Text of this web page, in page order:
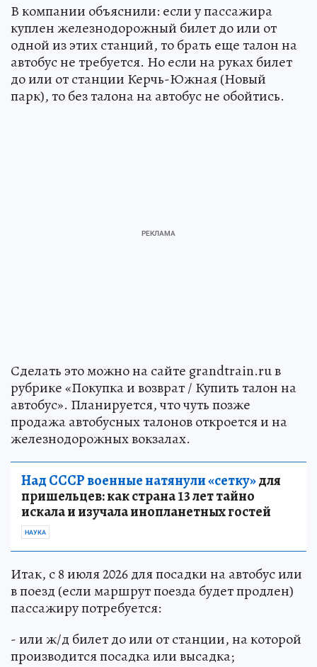
В компании объяснили: если у пассажира
куплен железнодорожный билет до или от
одной из этих станций, то брать еще талон на
автобус не требуется. Но если на руках билет
до или от станции Керчь-Южная (Новый
парк), то без талона на автобус не обойтись.
Сделать это можно на сайте grandtrain.ru в
рубрике «Покупка и возврат / Купить талон на
автобус». Планируется, что чуть позже
продажа автобусных талонов откроется и на
железнодорожных вокзалах.
Над СССР военные натянули «сетку»для
пришельцев: как страна 13 лет тайно
искала и изучала инопланетных гостей
НАУКА
Итак, с 8 июля 2026 для посадки на автобус или
в поезд (если маршрут поезда будет продлен)
пассажиру потребуется:
- или ж/д билет до или от станции, на которой
производится посадка или высадка;